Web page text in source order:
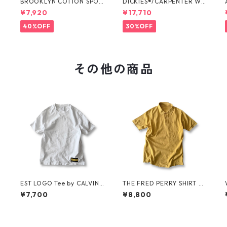
T JKT by Polo Ralph Laure
n
¥7,920
40%OFF
DE SHORTS -SEDAN ALL-P
URPOSE-
¥17,710
30%OFF
その他の商品
EST LOGO Tee by CALVIN
KLEIN JEANS ESTABLISHE
D.1978
¥7,700
THE FRED PERRY SHIRT by
FRED PERRY
¥8,800